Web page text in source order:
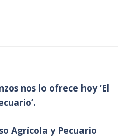
nos lo ofrece hoy ‘El
Agrícola y Pecuario